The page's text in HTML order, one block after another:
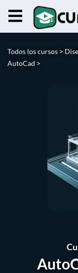
Todos los cursos >
AutoCad >